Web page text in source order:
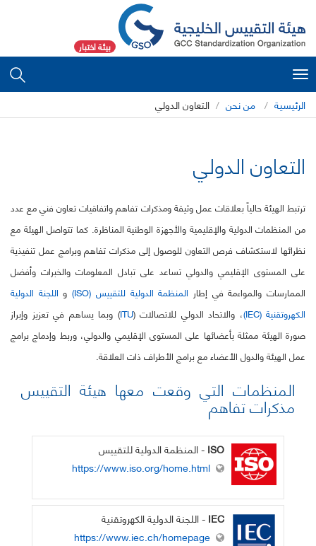
بيئة اختبار
Toggle
navigation
الرئيسية من نحن التعاون الدولي
التعاون الدولي
ترتبط الهيئة حالياً بعلاقات عمل وثيقة ومذكرات تفاهم واتفاقيات تعاون فني مع عدد
من المنظمات الدولية والإقليمية والأجهزة الوطنية المناظرة. كما تتواصل الهيئة مع
نظرائها لاستكشاف فرص التعاون للوصول إلى مذكرات تفاهم وبرامج عمل تنفيذية
على المستوى الإقليمي والدولي تساعد على تبادل المعلومات والخبرات وأفضل
الممارسات والمواءمة في إطار المنظمة الدولية للتقييس (ISO) و اللجنة الدولية
الكهروتقنية (IEC)
، والاتحاد الدولي للاتصالات (ITU) وبما يساهم في تعزيز وإبراز
صورة الهيئة ممثلة بأعضائها على المستوى الإقليمي والدولي، وربط وإدماج برامج
عمل الهيئة والدول الأعضاء مع برامج الأطراف ذات العلاقة.
المنظمات التي وقعت معها هيئة التقييس
مذكرات تفاهم
ISO - المنظمة الدولية للتقييس
https://www.iso.org/home.html
IEC - اللجنة الدولية الكهروتقنية
https://www.iec.ch/homepage